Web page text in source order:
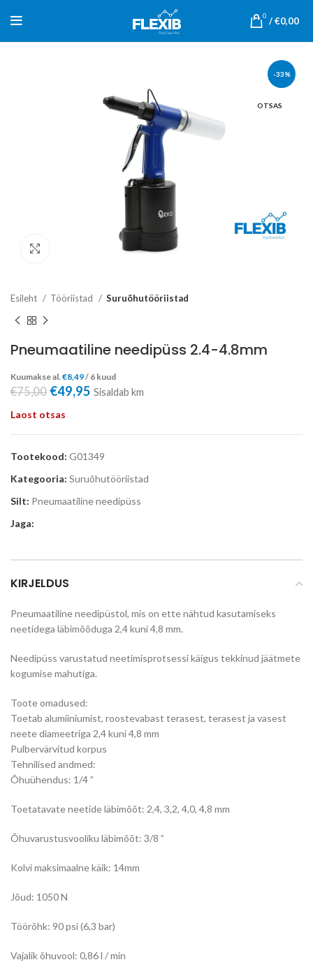
0 /€0,00
-33%
OTSAS
Esileht Tööriistad Suruõhutööriistad
Pneumaatiline needipüss 2.4-4.8mm
Kuumakse al. €8,49/ 6 kuud
€75,00 €49,95 Sisaldab km
Laost otsas
Tootekood: G01349
Kategooria: Suruõhutööriistad
Silt: Pneumaatiline needipüss
Jaga:
KIRJELDUS
Pneumaatiline needipüstol, mis on ette nähtud kasutamiseks
neetidega läbimõõduga 2,4 kuni 4,8 mm.
Needipüss varustatud neetimisprotsessi käigus tekkinud jäätmete
kogumise mahutiga.
Toote omadused:
Toetab alumiiniumist, roostevabast terasest, terasest ja vasest
neete diameetriga 2,4 kuni 4,8 mm
Pulbervärvitud korpus
Tehnilised andmed:
Õhuühendus: 1/4 ”
Toetatavate neetide läbimõõt: 2,4, 3,2, 4,0, 4,8 mm
Õhuvarustusvooliku läbimõõt: 3/8 ”
Kolvi maksimaalne käik: 14mm
Jõud: 1050 N
Töörõhk: 90 psi (6,3 bar)
Vajalik õhuvool: 0,86 l / min